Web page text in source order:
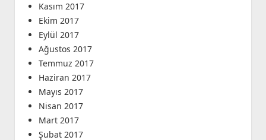
Kasım 2017
Ekim 2017
Eylül 2017
Ağustos 2017
Temmuz 2017
Haziran 2017
Mayıs 2017
Nisan 2017
Mart 2017
Şubat 2017